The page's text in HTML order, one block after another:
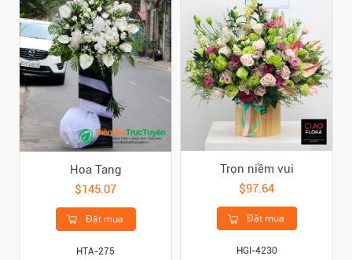
Hoa Tang
$145.07
Đặt mua
HTA-275
Trọn niềm vui
$97.64
Đặt mua
HGI-4230